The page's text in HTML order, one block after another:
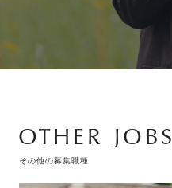
OTHER JOBS
その他の募集職種